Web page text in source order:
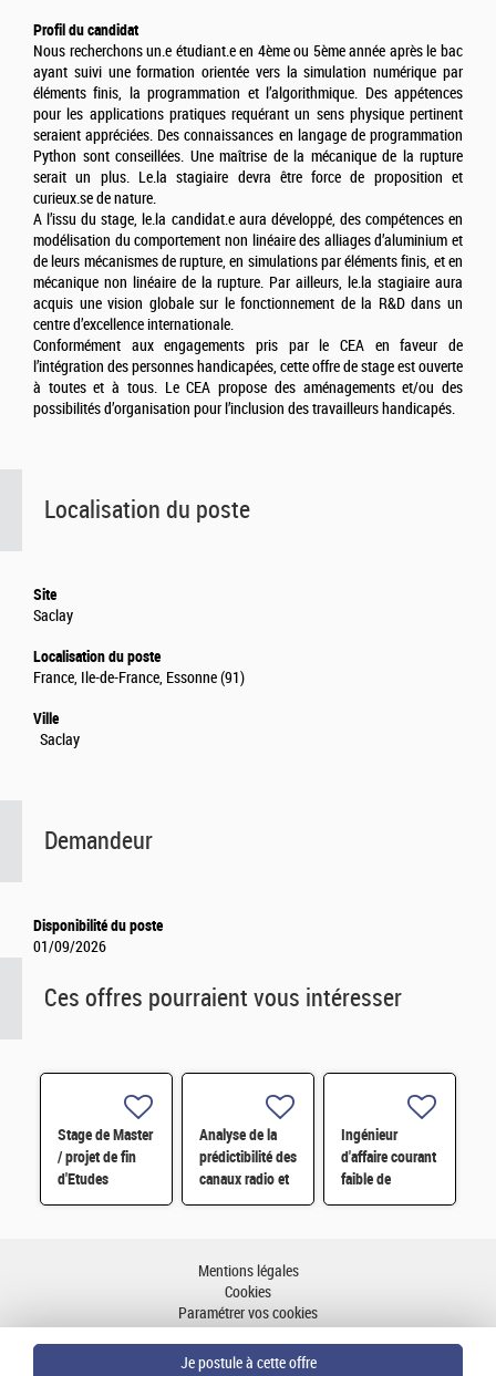
Profil du candidat
Nous recherchons un.e étudiant.e en 4ème ou 5ème année après le bac
ayant suivi une formation orientée vers la simulation numérique par
éléments finis, la programmation et l’algorithmique. Des appétences
pour les applications pratiques requérant un sens physique pertinent
seraient appréciées. Des connaissances en langage de programmation
Python sont conseillées. Une maîtrise de la mécanique de la rupture
serait un plus. Le.la stagiaire devra être force de proposition et
curieux.se de nature.
A l’issu du stage, le.la candidat.e aura développé, des compétences en
modélisation du comportement non linéaire des alliages d’aluminium et
de leurs mécanismes de rupture, en simulations par éléments finis, et en
mécanique non linéaire de la rupture. Par ailleurs, le.la stagiaire aura
acquis une vision globale sur le fonctionnement de la R&D dans un
centre d’excellence internationale.
Conformément aux engagements pris par le CEA en faveur de
l’intégration des personnes handicapées, cette offre de stage est ouverte
à toutes et à tous. Le CEA propose des aménagements et/ou des
possibilités d’organisation pour l’inclusion des travailleurs handicapés.
Localisation du poste
Site
Saclay
Localisation du poste
France, Ile-de-France, Essonne (91)
Ville
Saclay
Demandeur
Disponibilité du poste
01/09/2026
Ces offres pourraient vous intéresser
Stage de Master
/ projet de fin
d'Etudes
d'ingénieur H/F
Analyse de la
prédictibilité des
canaux radio et
modélisation
Ingénieur
d'affaire courant
faible de
sécurité H/F
Mentions légales
Cookies
Paramétrer vos cookies
Plan du site